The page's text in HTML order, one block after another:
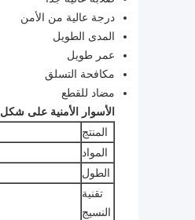
درجة عالية من الأمن
المدى الطويل
عمر طويل
مكافحة التسلق
مضاد للقطع
الأسوار الأمنية على شكل Y مواصفات:
المنتج
المواد
الطول
تقنية
النسيج